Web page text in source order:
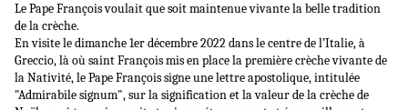
Le Pape François voulait que soit maintenue vivante la belle tradition
de la crèche.
En visite le dimanche 1er décembre 2022 dans le centre de l’Italie, à
Greccio, là où saint François mis en place la première crèche vivante de
la Nativité, le Pape François signe une lettre apostolique, intitulée
"Admirabile signum", sur la signification et la valeur de la crèche de